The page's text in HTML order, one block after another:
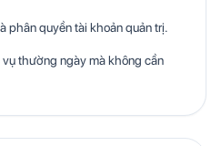
phân quyền tài khoản quản trị.
thường ngày mà không cần